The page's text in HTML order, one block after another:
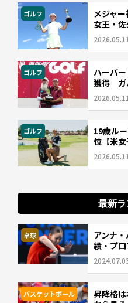
ゴルフ
メジャ
女王・
ゴルフ
ハーバ
獲得 ガ
ゴルフ
19歳ル
位【米
最新
卓球
アンナ
績・プ
バスケットボール
昇降格